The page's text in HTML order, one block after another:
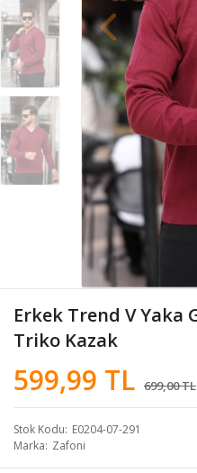
Erkek Trend V Yaka
Triko Kazak
599,99 TL 699,00 TL
Stok Kodu E0204-07-291
Marka Zafoni